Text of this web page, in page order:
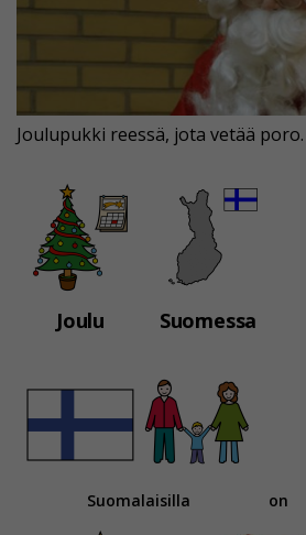
Joulu Suomessa
Joulupukki reessä, jota vetää poro.
Suomalaisilla on